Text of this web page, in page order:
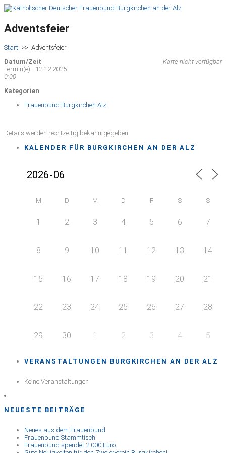
Adventsfeier
Start >> Adventsfeier
Karte nicht verfügbar
Datum/Zeit
Termin(e) - 12.12.2025
0:00
Kategorien
Frauenbund Burgkirchen Alz
Details werden rechtzeitig bekanntgegeben
KALENDER FÜR BURGKIRCHEN AN DER ALZ
M D M D F S S
1 2 3 4 5 6 7
8 9 10 11 12 13 14
15 16 17 18 19 20 21
22 23 24 25 26 27 28
29 30 1 2 3 4 5
VERANSTALTUNGEN BURGKIRCHEN AN DER ALZ
Keine Veranstaltungen
NEUESTE BEITRÄGE
Neues aus dem Frauenbund
Frauenbund Stammtisch
Frauenbund spendet 2.000 Euro